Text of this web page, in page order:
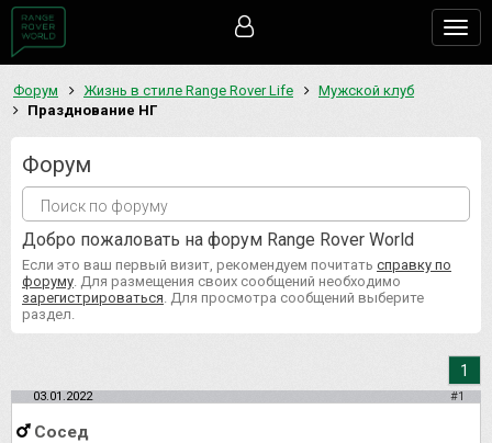
Форум Жизнь в стиле Range Rover Life
Мужской клуб
Празднование НГ
Форум
Добро пожаловать на форум Range Rover World
Если это ваш первый визит, рекомендуем почитать справку по
форуму . Для размещения своих сообщений необходимо
зарегистрироваться . Для просмотра сообщений выберите
раздел.
1
03.01.2022 #1
Сосед